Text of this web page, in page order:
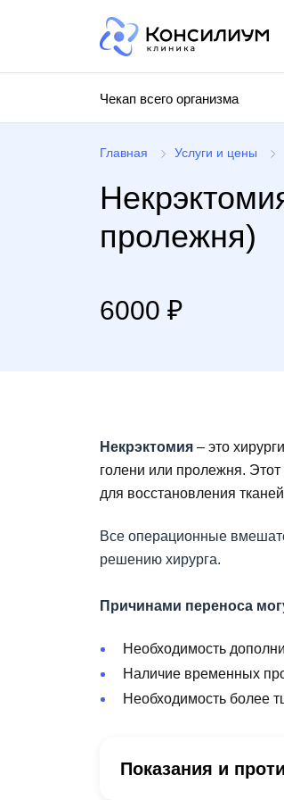
Чекап всего организма
Главная Услуги и цены
пролежня)
6000 ₽
Некрэктомия ‒ это
голени или пролежня.
для восстановления
Все операционные
решению хирурга.
Причинами переноса
Необходимость
Наличие временных
Необходимость более
Показания и